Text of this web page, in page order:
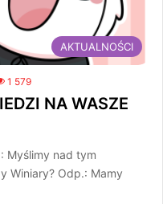
AKTUALNOŚCI
1 579
NA WASZE
Myślimy nad tym
Winiary? Odp.: Mamy